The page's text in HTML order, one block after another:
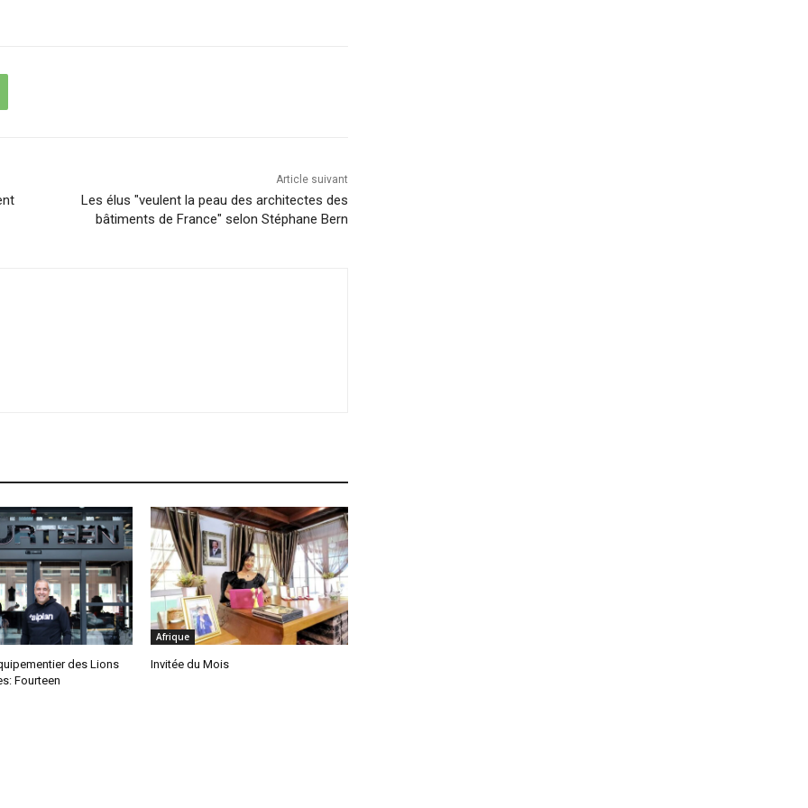
Article suivant
Les élus "veulent la peau des architectes des
bâtiments de France" selon Stéphane Bern
des Lions
Fourteen
Afrique
Invitée du Mois